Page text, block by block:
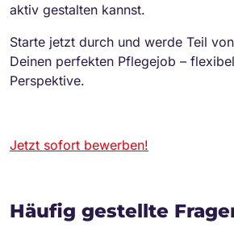
aktiv gestalten kannst.
Starte jetzt durch und werde Teil
Deinen perfekten Pflegejob –
Perspektive.
Jetzt sofort bewerben!
Häufig gestellte